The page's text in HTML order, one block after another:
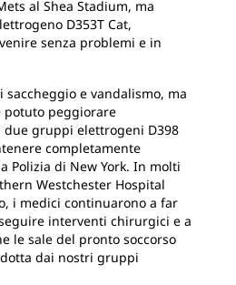
al Shea Stadium, ma
D353T Cat,
senza problemi e in
e vandalismo, ma
potuto peggiorare
gruppi elettrogeni D398
completamente
Polizia di New York. In molti
Westchester Hospital
i medici continuarono a far
interventi chirurgici e a
le sale del pronto soccorso
dai nostri gruppi